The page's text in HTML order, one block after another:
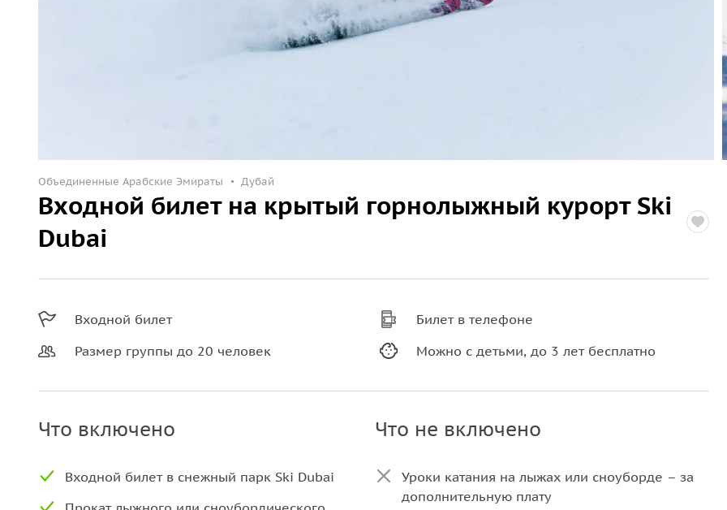
Объединенные Арабские Эмираты Дубай
Входной билет на крытый горнолыжный курорт Ski
Dubai
Входной билет
Размер группы до 20 человек
Билет в телефоне
Можно с детьми, до 3 лет бесплатно
Что включено
Входной билет в снежный парк Ski Dubai
Что не включено
Уроки катания на лыжах или сноуборде – за
дополнительную плату